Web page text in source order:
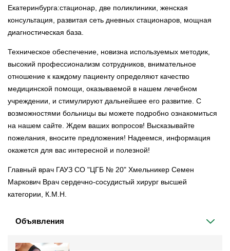
Екатеринбурга:стационар, две поликлиники, женская
консультация, развитая сеть дневных стационаров, мощная
диагностическая база.
Техническое обеспечение, новизна используемых методик,
высокий профессионализм сотрудников, внимательное
отношение к каждому пациенту определяют качество
медицинской помощи, оказываемой в нашем лечебном
учреждении, и стимулируют дальнейшее его развитие. С
возможностями больницы вы можете подробно ознакомиться
на нашем сайте. Ждем ваших вопросов! Высказывайте
пожелания, вносите предложения! Надеемся, информация
окажется для вас интересной и полезной!
Главный врач ГАУЗ СО "ЦГБ № 20" Хмельникер Семен
Маркович Врач сердечно-сосудистый хирург высшей
категории, К.М.Н.
Объявления